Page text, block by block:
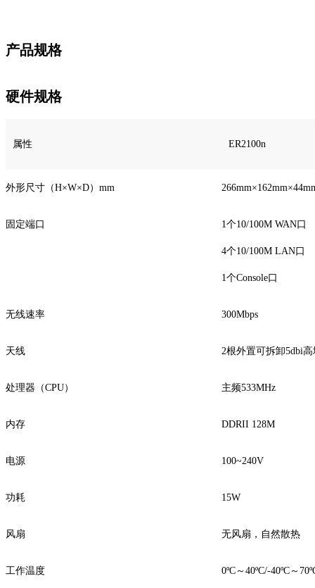
产品规格
硬件规格
属性 ER2100n
外形尺寸（H×W×D）mm
固定端口 1个10/100M WAN口
4个10/100M LAN口
1个Console口
无线速率 300Mbps
天线 2根外置可拆卸5dbi
处理器（CPU） 主频533MHz
内存 DDRII 128M
电源 100~240V
功耗 15W
风扇 无风扇，自然散热
工作温度 0ºC～40ºC/-40ºC～